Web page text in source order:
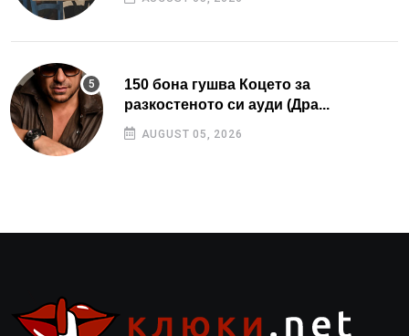
150 бона гушва Коцето за
разкостеното си ауди (Дра...
AUGUST 05, 2026